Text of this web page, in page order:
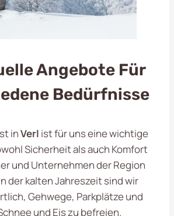
Angebote Für
Bedürfnisse
inVerl ist für uns eine wichtige
Sicherheit als auch Komfort
und Unternehmen der Region
der kalten Jahreszeit sind wir
Gehwege, Parkplätze und
und Eis zu befreien.